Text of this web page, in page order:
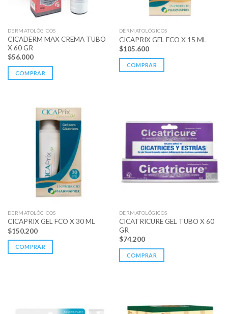
DERMATOLÓGICOS
CICADERM MAX CREMA TUBO
X 60 GR
$56.000
COMPRAR
DERMATOLÓGICOS
CICAPRIX GEL FCO X 15 ML
$105.600
COMPRAR
DERMATOLÓGICOS
CICAPRIX GEL FCO X 30 ML
$150.200
COMPRAR
DERMATOLÓGICOS
CICATRICURE GEL TUBO X 60
GR
$74.200
COMPRAR